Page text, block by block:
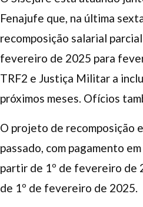
Fenajufe que, na última
recomposição salarial
fevereiro de 2025 para
TRF2 e Justiça Militar a
próximos meses. Ofícios
O projeto de recomposição
passado, com pagamento
partir de 1º de fevereiro de
de 1º de fevereiro de 2025.